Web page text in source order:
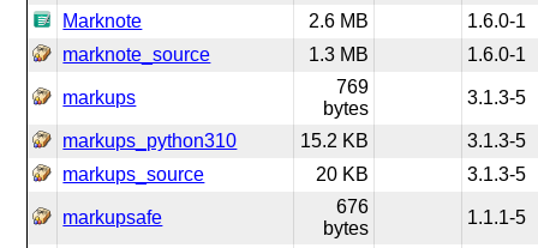
Marknote
2.6 MB
1.6.0-1
marknote_source
1.3 MB 1.6.0-1
markups
769
bytes
3.1.3-5
markups_python310 15.2 KB
3.1.3-5
markups_source
20 KB 3.1.3-5
markupsafe
676
bytes
1.1.1-5